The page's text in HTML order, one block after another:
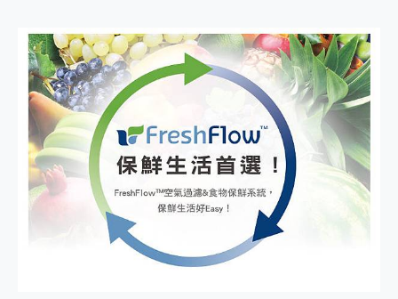
美到讓人超想擁有 moto pad 60 系列 與 Moto | Swarovski razr 60 冰藍限定版本 開箱 評測
好用的 EaseUS Partition Master 讓您輕鬆的移除與格式化有防寫保護的隨身碟或SD卡
外型超吸晴~ 給您絕佳操控體驗 GravaStar Mercury K1 系列 異星機械鍵盤與 Mercury X 系列 輕量無線電競滑鼠 開箱 評測
開箱~變身「蜘蛛人」椅子軍師！MSI MPG 491CQP QD-OLED 超寬曲面電競螢幕，多工辦公、爽度滿滿的終極桌面體驗
iPhone 17 系列 有認證的防護來囉！ imos 首家導入 UL MCV 行銷宣告驗證的手機配件品牌
DJI Osmo Pocket 3 爽爽帶回家 歡慶 EaseUS 21 週年到來，「Slogan 海報徵稿活動」好康大放送
小巧好吸不擋鏡頭 有Qi2認證的 ONPRO MagReact MXs2 5000mAh薄型磁吸無線急速行動電源 開箱 評測
百倍變焦實測~ vivo X200 Pro 與 S25 Ultra 誰能滿足全場景拍攝需求？